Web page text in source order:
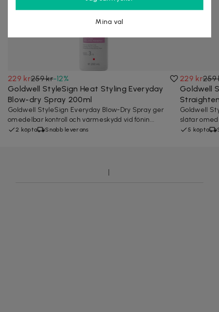
229 kr259 kr-12%
Goldwell StyleSign Heat Styling Everyday
Blow-dry Spray 200ml
Goldwell StyleSign Everyday Blow-Dry Spray ger
omedelbar kontroll och värmeskydd vid fönin...
2 köpta Snabb leverans
229 kr259
Goldwell
Goldwell
slätar
5 köpta
Mina val